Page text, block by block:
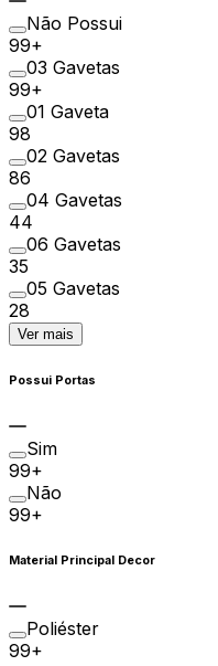
Não Possui
99+
03 Gavetas
99+
01 Gaveta
98
02 Gavetas
86
04 Gavetas
44
06 Gavetas
35
05 Gavetas
28
Ver mais
Possui Portas
Sim
99+
Não
99+
Material Principal Decor
Poliéster
99+